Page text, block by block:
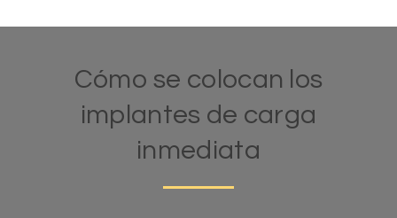
Cómo se colocan los
implantes de carga
inmediata